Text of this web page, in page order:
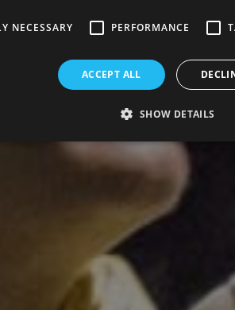
NECESSARY PERFORMANCE
ACCEPT ALL
SHOW DETAILS